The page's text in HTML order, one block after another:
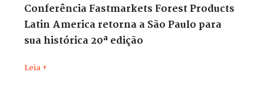
Conferência Fastmarkets Forest Products
Latin America retorna a São Paulo para
sua histórica 20ª edição
Leia +